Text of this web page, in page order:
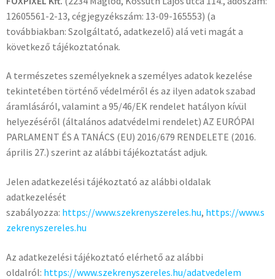
12605561-2-13, cégjegyzékszám: 13-09-165553) (a
továbbiakban: Szolgáltató, adatkezelő) alá veti magát a
következő tájékoztatónak.
A természetes személyeknek a személyes adatok kezelése
tekintetében történő védelméről és az ilyen adatok szabad
áramlásáról, valamint a 95/46/EK rendelet hatályon kívül
helyezéséről (általános adatvédelmi rendelet) AZ EURÓPAI
PARLAMENT ÉS A TANÁCS (EU) 2016/679 RENDELETE (2016.
április 27.) szerint az alábbi tájékoztatást adjuk.
Jelen adatkezelési tájékoztató az alábbi oldalak
adatkezelését
szabályozza: https://www.szekrenyszereles.hu, https://www.s
zekrenyszereles.hu
Az adatkezelési tájékoztató elérhető az alábbi
oldalról: https://www.szekrenyszereles.hu/adatvedelem